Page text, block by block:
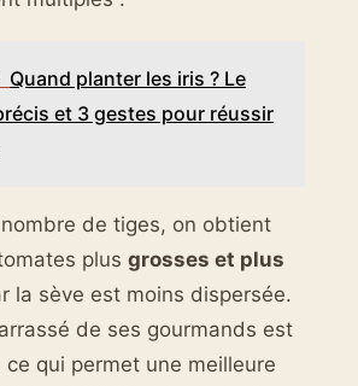
Quand planter les iris ? Le
et 3 gestes pour réussir
de tiges, on obtient
plus grosses et plus
la sève est moins dispersée.
de ses gourmands est
ce qui permet une meilleure